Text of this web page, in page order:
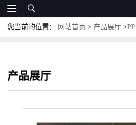
您当前的位置： 网站首页 > 产品展厅 >PP
产品展厅